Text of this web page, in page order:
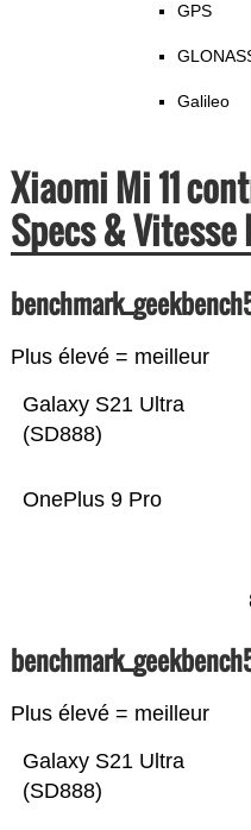
GPS
Galileo
Xiaomi Mi 11
Specs &
Plus élevé = meilleur
OnePlus 9 Pro
Galaxy S21 Ultra
(SD888)
Plus élevé = meilleur
Galaxy S21 Ultra
(SD888)